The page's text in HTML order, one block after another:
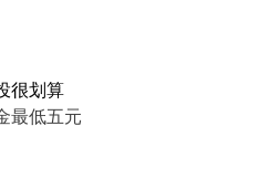
很划算
最低五元